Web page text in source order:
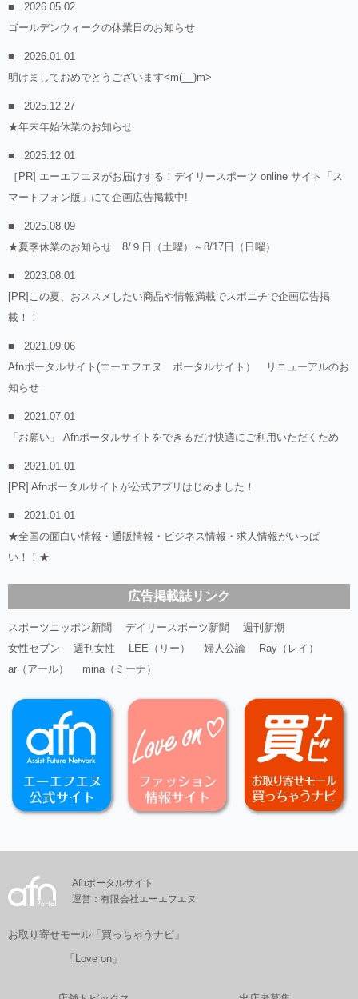
2026.05.02
ゴールデンウィークの休業日のお知らせ
2026.01.01
明けましておめでとうございます<m(__)m>
2025.12.27
★年末年始休業のお知らせ
2025.12.01
［PR] エーエフエヌがお届けする！デイリースポーツ online サイト「ス
マートフォン版」にて企画広告掲載中!
2025.08.09
★夏季休業のお知らせ 8/９日（土曜）～8/17日（日曜）
2023.08.01
[PR]この夏、おススメしたい商品や情報満載でスポニチで企画広告掲
載！！
2021.09.06
Afnポータルサイト(エーエフエヌ ポータルサイト） リニューアルのお
知らせ
2021.07.01
「お願い」 Afnポータルサイトをできるだけ快適にご利用いただくため
2021.01.01
[PR] Afnポータルサイトが公式アプリはじめました！
2021.01.01
★全国の面白い情報・通販情報・ビジネス情報・求人情報がいっぱ
い！！★
広告掲載誌リンク
スポーツニッポン新聞 デイリースポーツ新聞
週刊新潮
女性セブン
週刊女性 LEE（リー） 婦人公論
Ray（レイ）
ar（アール）
mina（ミーナ）
Afnポータルサイト
運営：有限会社エーエフエヌ
お取り寄せモール「買っちゃうナビ」
「Love on」